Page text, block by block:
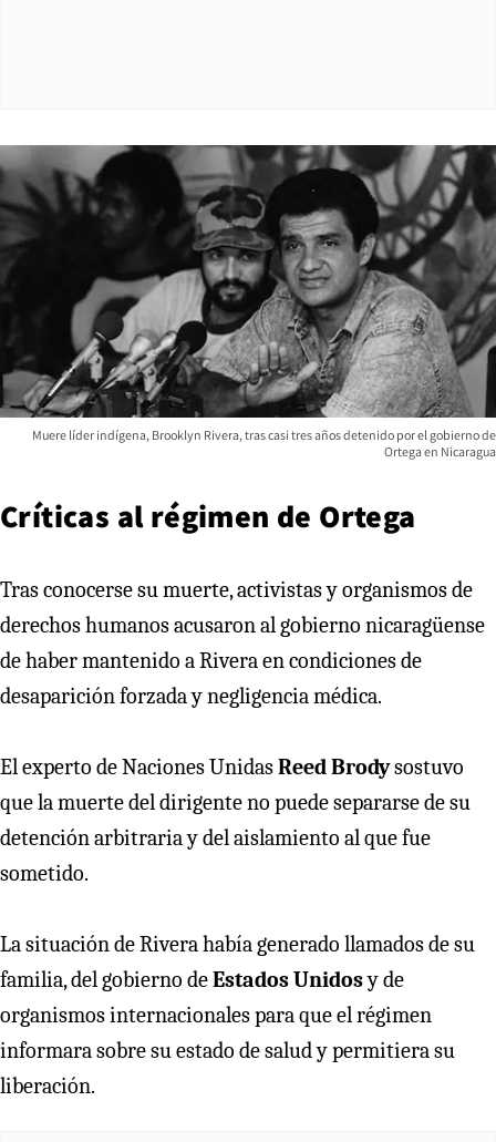
Muere líder indígena, Brooklyn Rivera, tras casi tres años detenido por el gobierno de
Ortega en Nicaragua
Críticas al régimen de Ortega
Tras conocerse su muerte, activistas y organismos de
derechos humanos acusaron al gobierno nicaragüense
de haber mantenido a Rivera en condiciones de
desaparición forzada y negligencia médica.
El experto de Naciones UnidasReed Brodysostuvo
que la muerte del dirigente no puede separarse de su
detención arbitraria y del aislamiento al que fue
sometido.
La situación de Rivera había generado llamados de su
familia, del gobierno deEstados Unidosy de
organismos internacionales para que el régimen
informara sobre su estado de salud y permitiera su
liberación.